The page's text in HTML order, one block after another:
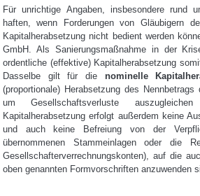
Für unrichtige Angaben, insbesondere rund
haften, wenn Forderungen von Gläubigern
Kapitalherabsetzung nicht bedient werden
GmbH. Als Sanierungsmaßnahme in der
ordentliche (effektive) Kapitalherabsetzung
Dasselbe gilt für die nominelle
(proportionale) Herabsetzung des
um Gesellschaftsverluste
Kapitalherabsetzung erfolgt außerdem keine
und auch keine Befreiung von der
übernommenen Stammeinlagen oder die
Gesellschafterverrechnungskonten), auf die
oben genannten Formvorschriften anzuwenden